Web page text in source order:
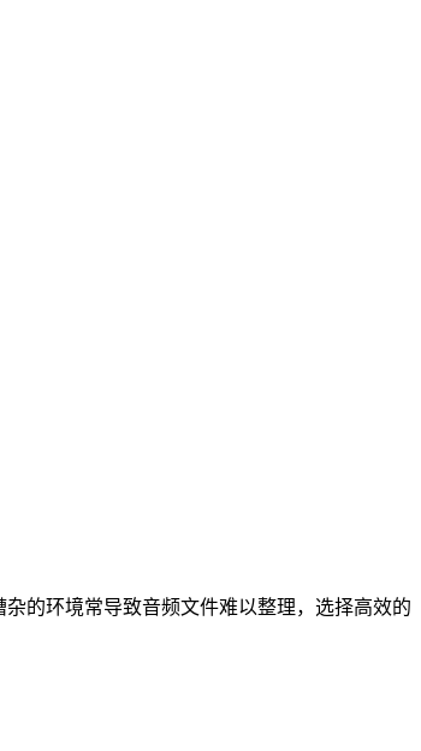
的环境常导致音频文件难以整理，选择高效的